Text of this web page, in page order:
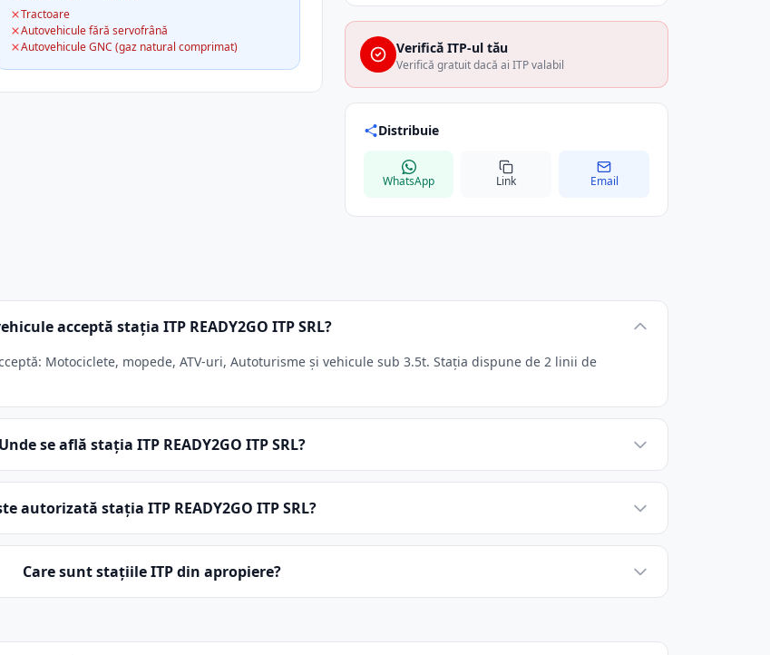
Tractoare
Autovehicule fără servofrână
Autovehicule GNC (gaz natural comprimat)
Verifică ITP-ul tău
Verifică gratuit dacă ai ITP valabil
Distribuie
WhatsApp Link Email
acceptă stația ITP READY2GO ITP SRL?
Motociclete, mopede, ATV-uri, Autoturisme și vehicule sub 3.5t. Stația dispune de 2 linii de
Unde se află stația ITP READY2GO ITP SRL?
autorizată stația ITP READY2GO ITP SRL?
Care sunt stațiile ITP din apropiere?